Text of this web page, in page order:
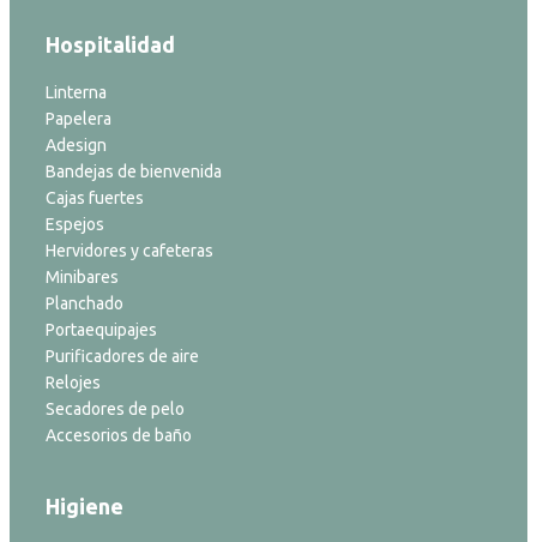
Hospitalidad
Linterna
Papelera
Adesign
Bandejas de bienvenida
Cajas fuertes
Espejos
Hervidores y cafeteras
Minibares
Planchado
Portaequipajes
Purificadores de aire
Relojes
Secadores de pelo
Accesorios de baño
Higiene